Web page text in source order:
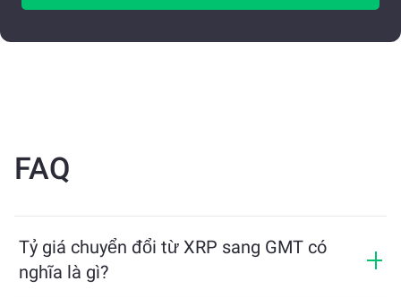
FAQ
Tỷ giá chuyển đổi từ XRP sang GMT có
nghĩa là gì?